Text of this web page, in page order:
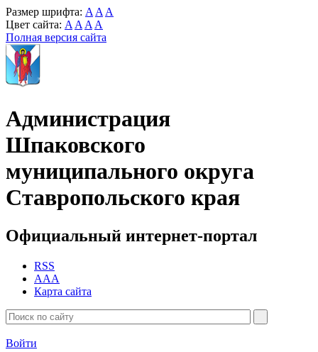
Размер шрифта: A A A
Цвет сайта: A A A A
Полная версия сайта
Администрация
Шпаковского
муниципального округа
Ставропольского края
Официальный интернет-портал
RSS
AAA
Карта сайта
Войти